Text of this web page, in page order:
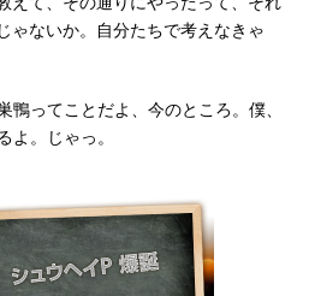
ゃないか。自分たちで考えなきゃ
鴨ってことだよ、今のところ。僕、
よ。じゃっ。